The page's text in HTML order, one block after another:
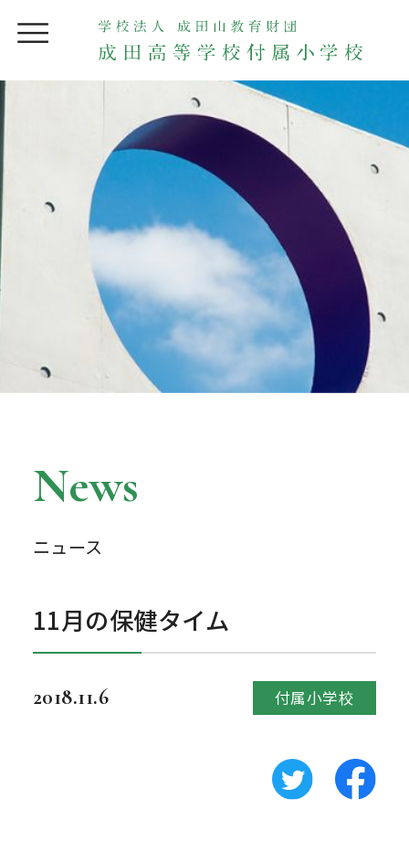
News
ニュース
11月の保健タイム
2018.11.6 付属小学校